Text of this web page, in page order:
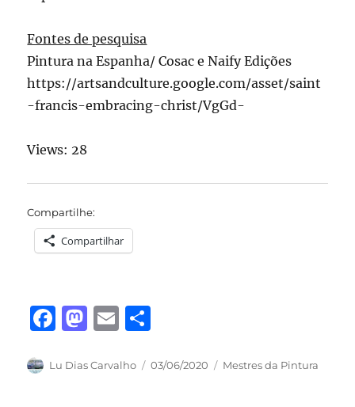
Fontes de pesquisa
Pintura na Espanha/ Cosac e Naify Edições
https://artsandculture.google.com/asset/saint
-francis-embracing-christ/VgGd-
Views: 28
Compartilhe:
Compartilhar
F
c
M
st
E
ai a
Autor
Lu Dias Carvalho
Publicado
03/06/2020 Categorias
Mestres da Pintura